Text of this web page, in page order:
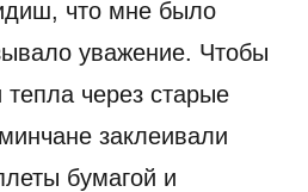
что мне было
уважение. Чтобы
через старые
заклеивали
бумагой и